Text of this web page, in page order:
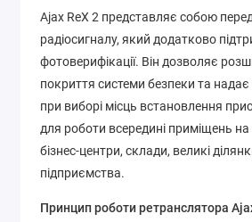
Ajax ReX 2 представляє собою
радіосигналу, який додатково
фотоверифікації. Він дозволяє
покриття системи безпеки та надає
при виборі місць встановлення
для роботи всередині приміщень
бізнес-центри, склади, великі
підприємства.
Принцип роботи ретранслятора